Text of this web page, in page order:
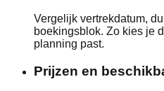
Vergelijk vertrekdatum,
boekingsblok. Zo kies je
planning past.
Prijzen en